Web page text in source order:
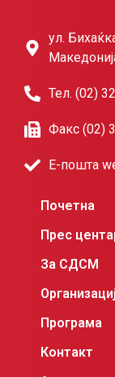
ул.
Тел. (02)
Факс (02)
Е-пошта
Почетна
Прес
За СДСМ
Програма
Контакт